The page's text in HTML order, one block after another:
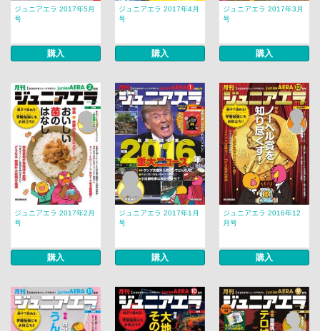
ジュニアエラ 2017年5月
号
購入
ジュニアエラ 2017年4月
号
購入
ジュニアエラ 2017年3月
号
購入
ジュニアエラ 2017年2月
号
購入
ジュニアエラ 2017年1月
号
購入
ジュニアエラ 2016年12
月号
購入